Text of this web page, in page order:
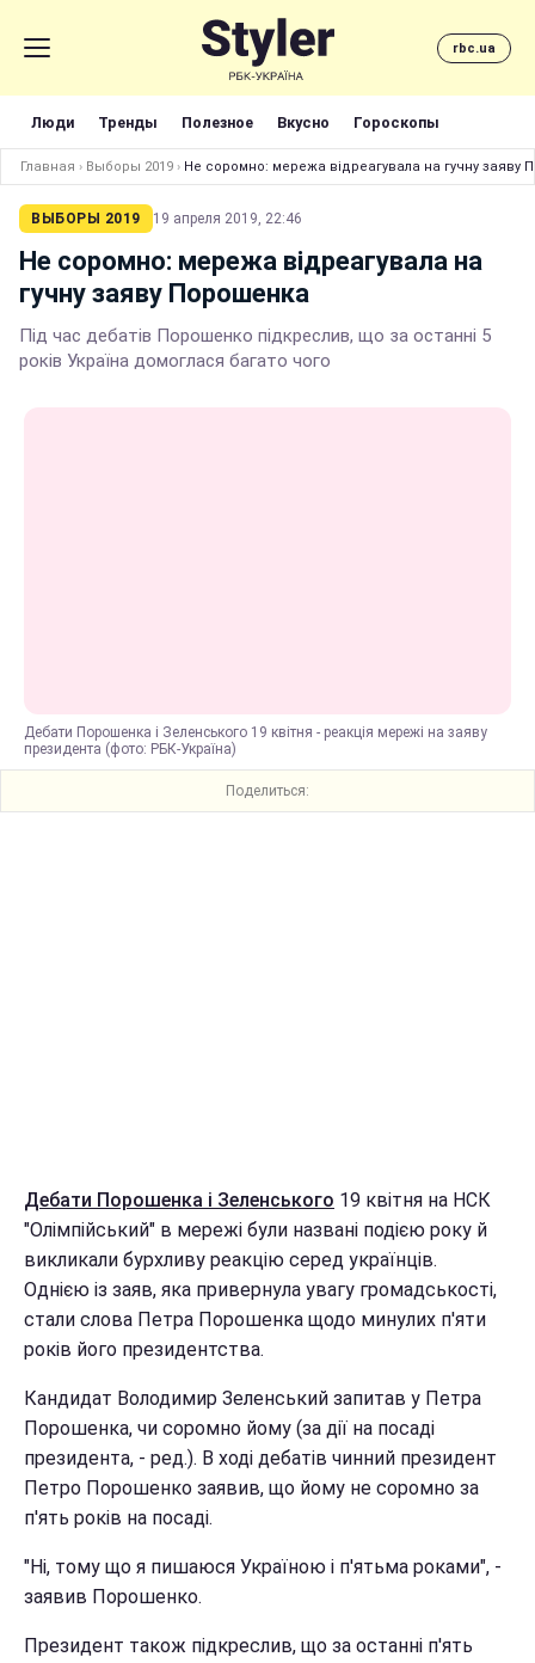
rbc.ua
Люди Тренды Полезное Вкусно Гороскопы
Главная › Выборы 2019 › Не соромно: мережа відреагувала на гучну заяву
ВЫБОРЫ 2019 19 апреля 2019, 22:46
Не соромно: мережа відреагувала на
гучну заяву Порошенка
Під час дебатів Порошенко підкреслив, що за останні 5
років Україна домоглася багато чого
Дебати Порошенка і Зеленського 19 квітня - реакція мережі на заяву
президента (фото: РБК-Україна)
Поделиться:
Дебати Порошенка і Зеленського 19 квітня на НСК
"Олімпійський" в мережі були названі подією року й
викликали бурхливу реакцію серед українців.
Однією із заяв, яка привернула увагу громадськості,
стали слова Петра Порошенка щодо минулих п'яти
років його президентства.
Кандидат Володимир Зеленський запитав у Петра
Порошенка, чи соромно йому (за дії на посаді
президента, - ред.). В ході дебатів чинний президент
Петро Порошенко заявив, що йому не соромно за
п'ять років на посаді.
"Ні, тому що я пишаюся Україною і п'ятьма роками", -
заявив Порошенко.
Президент також підкреслив, що за останні п'ять